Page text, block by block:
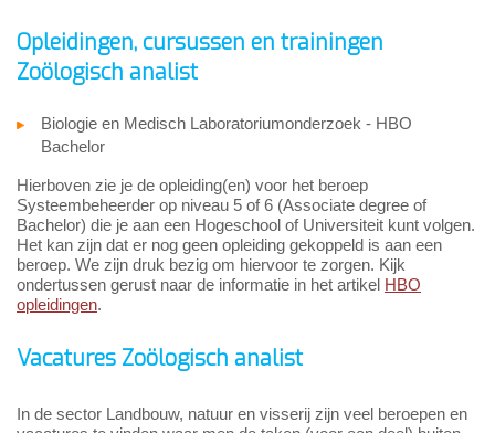
Opleidingen, cursussen en trainingen
Zoölogisch analist
Biologie en Medisch Laboratoriumonderzoek - HBO
Bachelor
Hierboven zie je de opleiding(en) voor het beroep
Systeembeheerder op niveau 5 of 6 (Associate degree of
Bachelor) die je aan een Hogeschool of Universiteit kunt volgen.
Het kan zijn dat er nog geen opleiding gekoppeld is aan een
beroep. We zijn druk bezig om hiervoor te zorgen. Kijk
ondertussen gerust naar de informatie in het artikel HBO
opleidingen.
Vacatures Zoölogisch analist
In de sector Landbouw, natuur en visserij zijn veel beroepen en